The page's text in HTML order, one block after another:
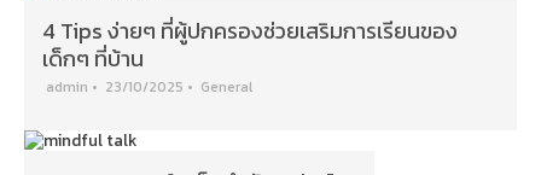
4 Tips ง่ายๆ ที่ผู้ปกครองช่วยเสริมการเรียนของ
เด็กๆ ที่บ้าน
admin • 23/10/2025 • General